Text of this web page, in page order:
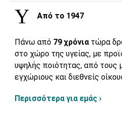
Από το 1947
Πάνω από 79 χρόνια τώρα
στο χώρο της υγείας, με
υψηλής ποιότητας, από τους
εγχώριους και διεθνείς
Περισσότερα για εμάς ›